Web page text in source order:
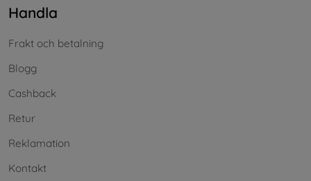
Handla
Frakt och betalning
Blogg
Cashback
Retur
Reklamation
Kontakt